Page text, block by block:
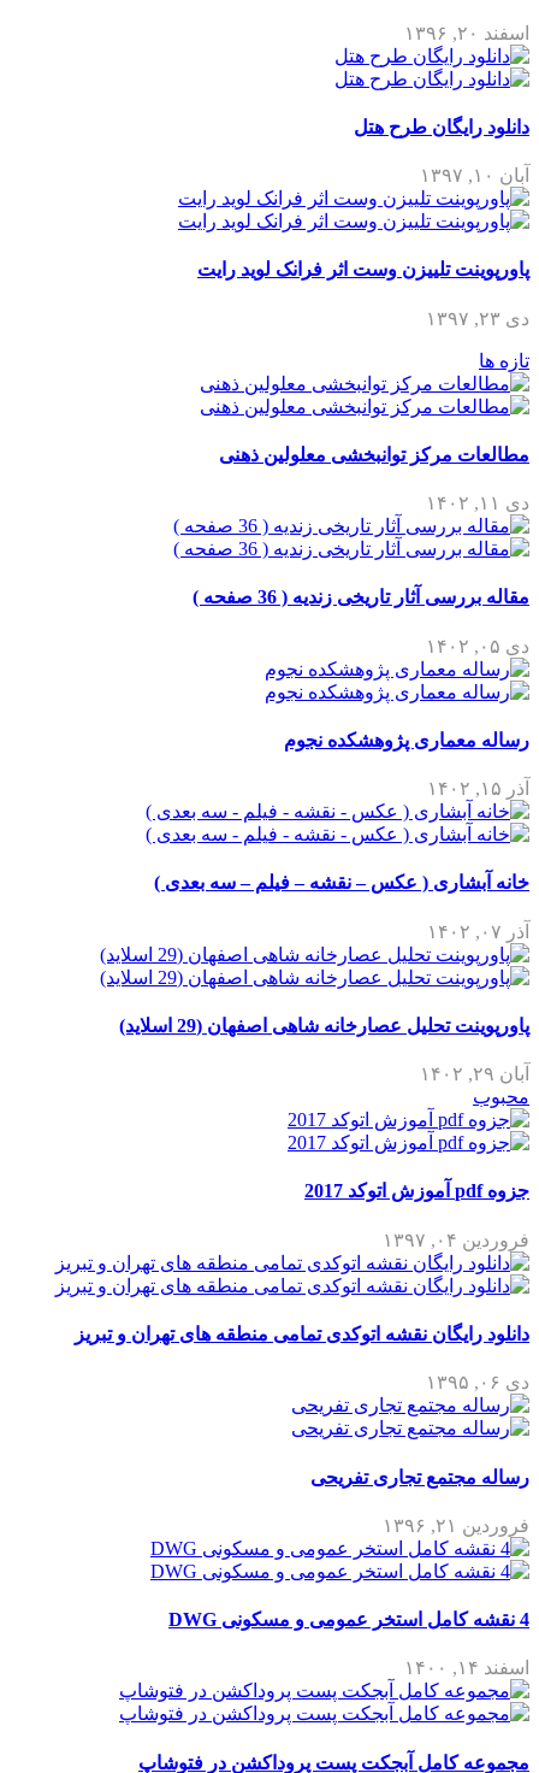
اسفند ۲۰, ۱۳۹۶
دانلود رایگان طرح هتل
آبان ۱۰, ۱۳۹۷
پاورپوینت تلییزن وست اثر فرانک لوید رایت
دی ۲۳, ۱۳۹۷
تازه ها
مطالعات مرکز توانبخشی معلولین ذهنی
دی ۱۱, ۱۴۰۲
مقاله بررسی آثار تاریخی زندیه ( 36 صفحه )
دی ۰۵, ۱۴۰۲
رساله معماری پژوهشکده نجوم
آذر ۱۵, ۱۴۰۲
خانه آبشاری ( عکس – نقشه – فیلم – سه بعدی )
آذر ۰۷, ۱۴۰۲
پاورپوینت تحلیل عصارخانه شاهی اصفهان (29 اسلاید)
آبان ۲۹, ۱۴۰۲
محبوب
جزوه pdf آموزش اتوکد 2017
فروردین ۰۴, ۱۳۹۷
دانلود رایگان نقشه اتوکدی تمامی منطقه های تهران و تبریز
دی ۰۶, ۱۳۹۵
رساله مجتمع تجاری تفریحی
فروردین ۲۱, ۱۳۹۶
4 نقشه کامل استخر عمومی و مسکونی DWG
اسفند ۱۴, ۱۴۰۰
مجموعه کامل آبجکت پست پروداکشن در فتوشاپ